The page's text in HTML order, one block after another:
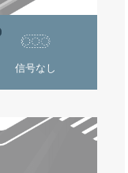
信号なし